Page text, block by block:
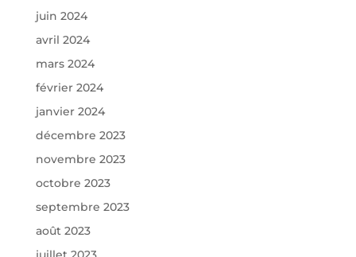
juin 2024
avril 2024
mars 2024
février 2024
janvier 2024
décembre 2023
novembre 2023
octobre 2023
septembre 2023
août 2023